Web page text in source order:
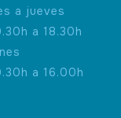
a jueves
a 18.30h
a 16.00h